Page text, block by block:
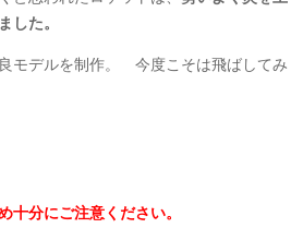
した。
モデルを制作。 今度こそは飛ばしてみ
十分にご注意ください。